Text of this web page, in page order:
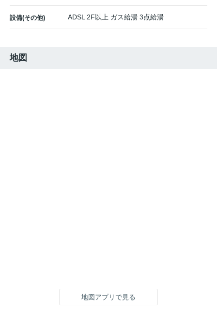
設備(その他) ADSL 2F以上 ガス給湯 3点給湯
地図
地図アプリで見る